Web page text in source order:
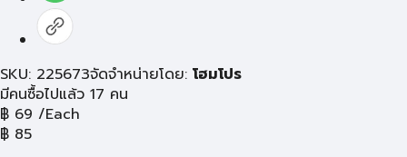
SKU: 225673จัดจำหน่ายโดย: โฮมโปร
มีคนซื้อไปแล้ว 17 คน
฿ 69 /Each
฿ 85